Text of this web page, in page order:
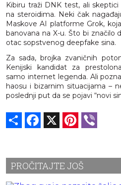
Kibiru traži DNK test, ali
na steroidima. Neki čak
Maskove AI platforme Grok,
banovana na X-u. Što bi značilo
otac sopstvenog deepfake sina.
Za sada, brojka zvaničnih
Kenijski kandidat za
samo internet legenda. Ali
haosu i bizarnim situacijama –
poslednji put da se pojavi “novi
Share Facebook Pinterest
PROČITAJTE JOŠ